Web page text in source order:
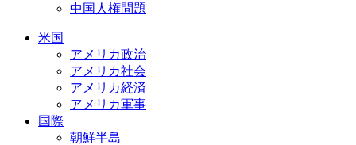
中国人権問題
米国
アメリカ政治
アメリカ社会
アメリカ経済
アメリカ軍事
国際
朝鮮半島